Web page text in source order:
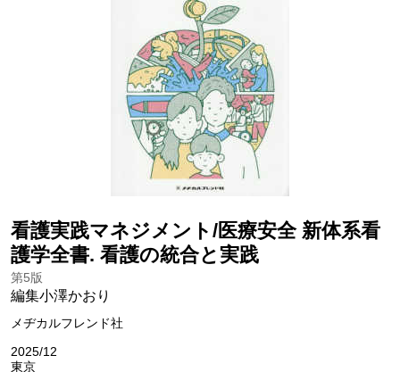
看護実践マネジメント/医療安全 新体系看
護学全書. 看護の統合と実践
第5版
編集小澤かおり
メヂカルフレンド社
2025/12
東京